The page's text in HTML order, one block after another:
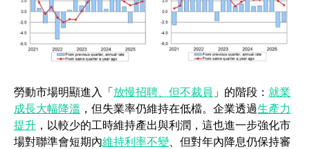
勞動市場明顯進入「放慢招聘、但不裁員 (opens in a new
」的階段： 就業
成長大幅降溫 (opens in a new tab)
，但失業率仍維持在低檔。企業透過生產力
提升(opens in a new tab)
，以較少的工時維持產出與利潤，這也進一步強化市
場對聯準會短期內維持利率不變(opens in a new tab)
、但對年內降息仍保持審